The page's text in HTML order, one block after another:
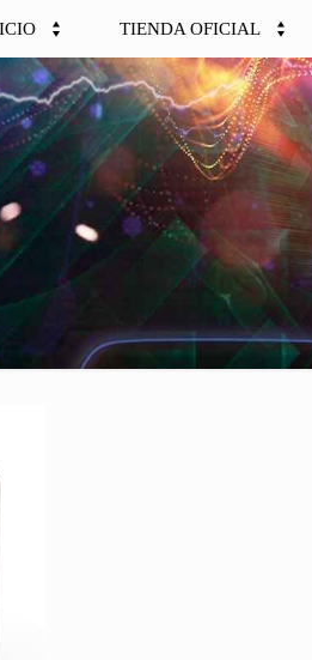
TIENDA OFICIAL